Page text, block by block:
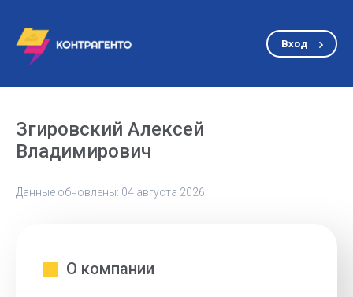
Вход
Згировский Алексей
Владимирович
Данные обновлены: 04 августа 2026
О компании